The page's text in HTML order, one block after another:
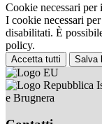
Cookie necessari
I cookie necessari
disabilitati. È
policy.
Accetta tutti Salva
e Brugnera